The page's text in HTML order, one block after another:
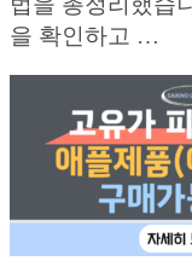
을 확인하고 …